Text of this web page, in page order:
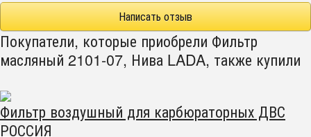
Написать отзыв
Покупатели, которые приобрели Фильтр
масляный 2101-07, Нива LADA, также купили
Фильтр воздушный для карбюраторных ДВС
РОССИЯ